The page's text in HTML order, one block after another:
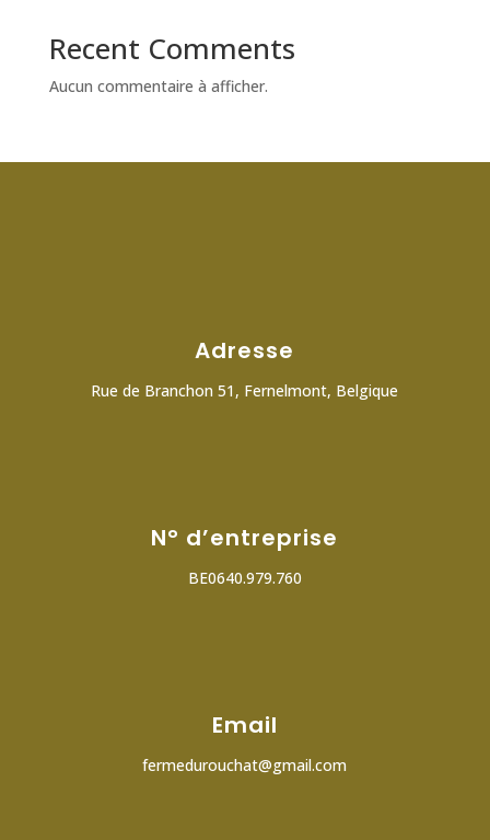
Recent Comments
Aucun commentaire à afficher.
Adresse
Rue de Branchon 51, Fernelmont, Belgique
N° d’entreprise
BE0640.979.760
Email
fermedurouchat@gmail.com